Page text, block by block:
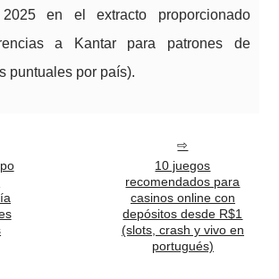
en el extracto proporcionado
a Kantar para patrones de
puntuales por país).
10 juegos
recomendados para
casinos online con
depósitos desde R$1
(slots, crash y vivo en
portugués)